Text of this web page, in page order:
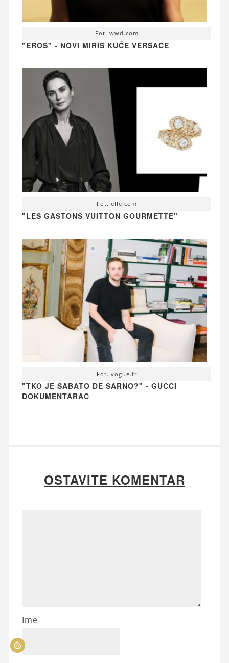
Fot. wwd.com
"EROS" - NOVI MIRIS KUĆE VERSACE
Fot. elle.com
"LES GASTONS VUITTON GOURMETTE"
Fot. vogue.fr
"TKO JE SABATO DE SARNO?" - GUCCI
DOKUMENTARAC
OSTAVITE KOMENTAR
Ime